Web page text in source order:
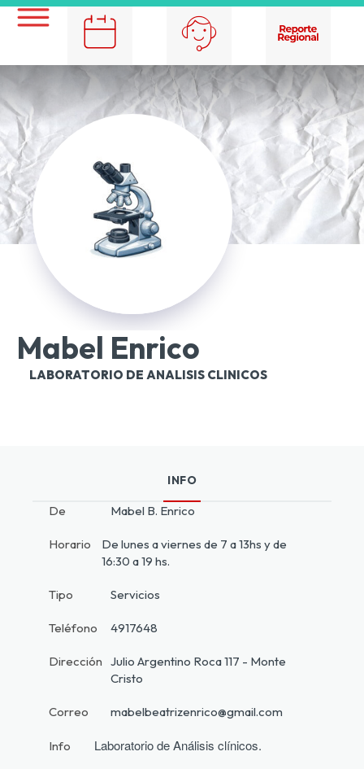
Mabel Enrico
LABORATORIO DE ANALISIS CLINICOS
INFO
De Mabel B. Enrico
Horario
De lunes a viernes de 7 a 13hs y de
16:30 a 19 hs.
Tipo Servicios
Teléfono 4917648
Dirección Julio Argentino Roca 117 - Monte
Cristo
Correo mabelbeatrizenrico@gmail.com
Info
Laboratorio de Análisis clínicos.